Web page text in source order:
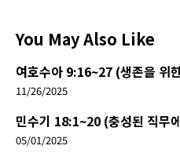
You May Also Like
여호수아 9:16~27 (생존을 위
11/26/2025
민수기 18:1~20 (충성된 직무
05/01/2025